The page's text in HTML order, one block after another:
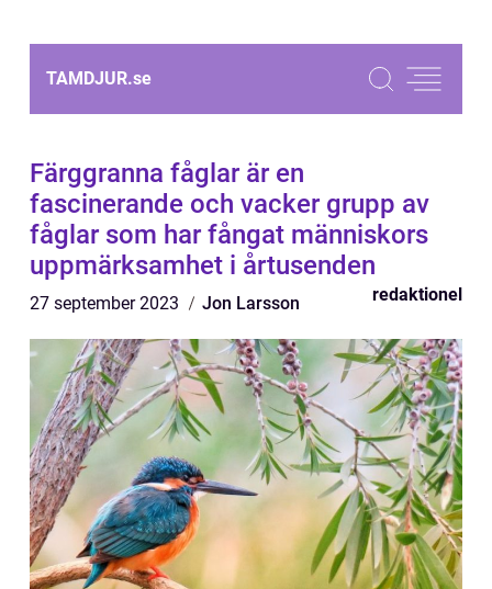
TAMDJUR.se
Färggranna fåglar är en
fascinerande och vacker grupp av
fåglar som har fångat människors
uppmärksamhet i årtusenden
27 september 2023 Jon Larsson redaktionel